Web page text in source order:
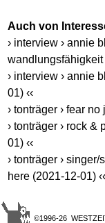
Auch von
› interview › annie
wandlungsfähigkeit
› interview › annie
01) ‹‹
› tonträger › fear
› tonträger › rock
01) ‹‹
› tonträger ›
here (2021-12-01) ‹‹
©1996-26